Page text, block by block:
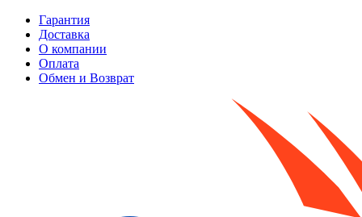
Гарантия
Доставка
О компании
Оплата
Обмен и Возврат